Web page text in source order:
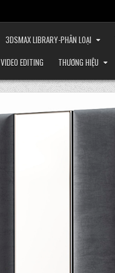
3DSMAX LIBRARY-PHÂN LOẠI
VIDEO EDITING THƯƠNG HIỆU